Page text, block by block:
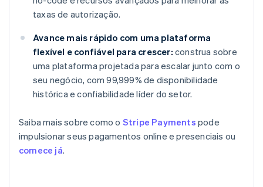
taxas de autorização.
Avance mais rápido com uma plataforma
flexível e confiável para crescer: construa sobre
uma plataforma projetada para escalar junto com o
seu negócio, com 99,999% de disponibilidade
histórica e confiabilidade líder do setor.
Saiba mais sobre como o Stripe Payments pode
impulsionar seus pagamentos online e presenciais ou
comece já.